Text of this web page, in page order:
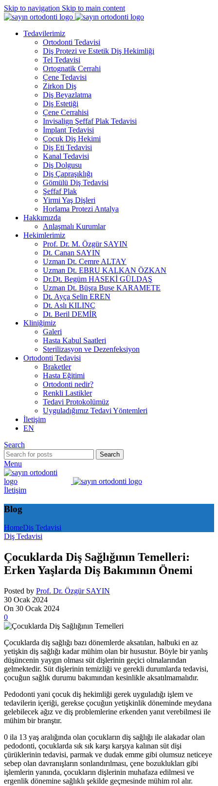
Skip to navigation Skip to main content
Tedavilerimiz
Ortodonti Tedavisi
Diş Protezi ve Estetik Diş Hekimliği
Tel Tedavisi
Ortognatik Cerrahi
Çene Tedavisi
Zirkon Diş
Diş Beyazlatma
Diş Estetiği
Çene Cerrahisi
Invisalign Şeffaf Plak Tedavisi
İmplant Tedavisi
Çocuk Diş Hekimi
Diş Eti Tedavisi
Kanal Tedavisi
Diş Dolgusu
Diş Çapraşıklığı
Gömülü Diş Tedavisi
Şeffaf Plak
Yirmi Yaş Dişleri
Horlama Protezi Antalya
Hakkımızda
Anlaşmalı Kurumlar
Hekimlerimiz
Prof. Dr. M. Özgür SAYIN
Dt. Canan SAYIN
Uzman Dt. Cemre ALTAY
Uzman Dt. EBRU KALKAN ÖZKAN
Dr.Dt. Begüm HASEKİ GÜLDAŞ
Uzman Dt. Büşra Buse KARAMETE
Dt. Ayça Selin EREN
Dt. Aslı KILINÇ
Dt. Beril DEMİR
Kliniğimiz
Galeri
Hasta Kabul Saatleri
Sterilizasyon ve Dezenfeksiyon
Ortodonti Tedavisi
Braketler
Hasta Eğitimi
Ortodonti nedir?
Renkli Lastikler
Tedavi Protokolümüz
Uyguladığımız Tedavi Yöntemleri
İletişim
EN
Search
Search
Menu
İletişim
Blog
HomeDiş Tedavisi
Diş Tedavisi
Çocuklarda Diş Sağlığının Temelleri:
Erken Yaşlarda Diş Bakımının Önemi
Posted by Prof. Dr. Özgür SAYIN
30 Ocak 2024
On 30 Ocak 2024
0
Çocuklarda diş sağlığı bazı dönemlerde aksatılan, halbuki en az
yetişkin diş sağlığı kadar mühim olan bir husustur. Böyle bir yanlış
düşüncenin yaygın olması süt dişlerinin geçici olmalarından
gelmektedir. Süt dişlerinin temizliği ve gerekli durumlarda tedavisi,
çocuğun sağlık durumu bakımından kesinlikle aksatılmamalıdır.
Pedodonti yani çocuk diş hekimliği gerek uyguladığı işlem ve
tedavilerin içeriği, gerekse çocuğun yetişkinlik döneminde meydana
gelebilecek ağız ve diş problemlerine erkenden yanıt verebilmesi ile
mühim bir branştır.
0 ila 13 yaş aralığında olan çocukların diş sağlığı ile alakadar olan
pedodonti, çocuklarda sık sık karşı karşıya kalınan süt dişi
çürüklerinin tedavisi, parmak ve dudak emme gibi olumsuz neticeye
sebep olan davranışların sonlandırılması, çene bozuklukları gibi
işlemlerin yanında, çocukların dişlerinin muhafaza edilmesi ve
ergenlik dönemine sağlıklı şekilde geçmesinde mühim rol alır.